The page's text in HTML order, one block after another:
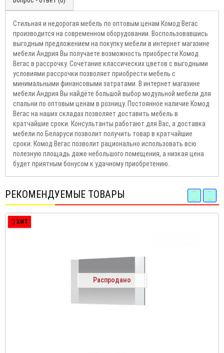
Стильная и недорогая мебель по оптовым ценам Комод Вегас
производится на современном оборудовании. Воспользовавшись
выгодным предложением на покупку мебели в интернет магазине
мебели Андрия Вы получаете возможность приобрести Комод
Вегас в рассрочку. Сочетание классических цветов с выгодными
условиями рассрочки позволяет приобрести мебель с
минимальными финансовыми затратами. В интернет магазине
мебели Андрия Вы найдёте большой выбор модульной мебели для
спальни по оптовым ценам в розницу. Постоянное наличие Комод
Вегас на наших складах позволяет доставить мебель в
кратчайшие сроки. Консультанты работают для Вас, а доставка
мебели по Беларуси позволит получить товар в кратчайшие
сроки. Комод Вегас позволит рационально использовать всю
полезную площадь даже небольшого помещения, а низкая цена
будет приятным бонусом к удачному приобретению.
РЕКОМЕНДУЕМЫЕ ТОВАРЫ
ХИТ
Распродано